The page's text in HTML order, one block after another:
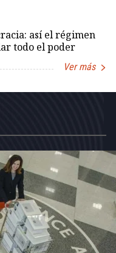
así el régimen
todo el poder
Ver más